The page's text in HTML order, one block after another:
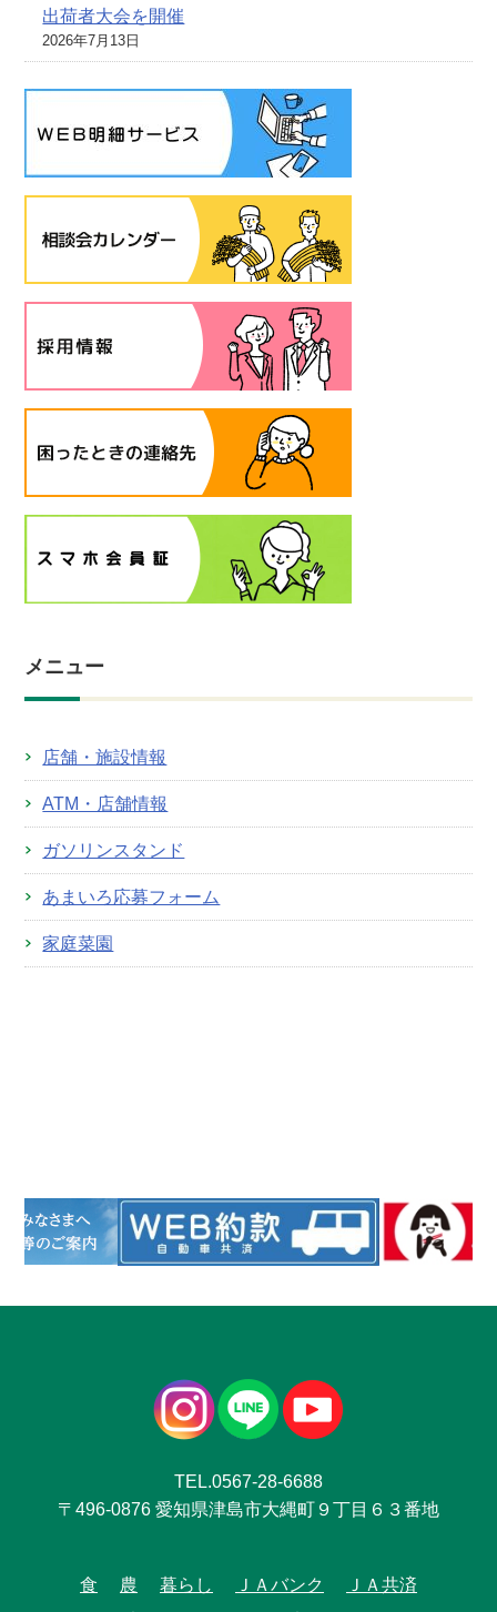
出荷者大会を開催
2026年7月13日
メニュー
店舗・施設情報
ATM・店舗情報
ガソリンスタンド
あまいろ応募フォーム
家庭菜園
TEL.0567-28-6688
〒496-0876 愛知県津島市大縄町９丁目６３番地
食 農 暮らし ＪＡバンク
ＪＡ共済